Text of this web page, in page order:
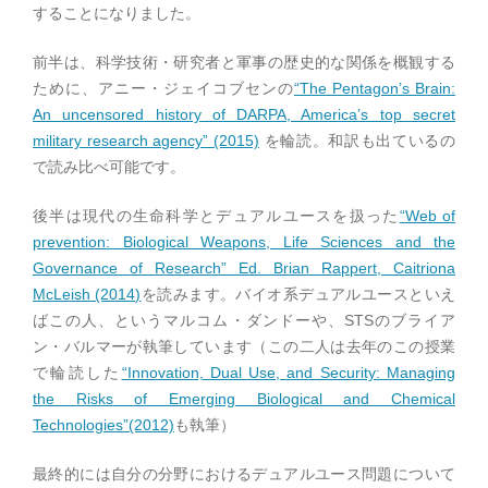
することになりました。
前半は、科学技術・研究者と軍事の歴史的な関係を概観する
ために、アニー・ジェイコブセンの“The Pentagon’s Brain:
An uncensored history of DARPA, America’s top secret
military research agency” (2015) を輪読。和訳も出ているの
で読み比べ可能です。
後半は現代の生命科学とデュアルユースを扱った “Web of
prevention: Biological Weapons, Life Sciences and the
Governance of Research” Ed. Brian Rappert, Caitriona
McLeish (2014)を読みます。バイオ系デュアルユースといえ
ばこの人、というマルコム・ダンドーや、STSのブライア
ン・バルマーが執筆しています（この二人は去年のこの授業
で輪読した “Innovation, Dual Use, and Security: Managing
the Risks of Emerging Biological and Chemical
Technologies”(2012)も執筆）
最終的には自分の分野におけるデュアルユース問題について